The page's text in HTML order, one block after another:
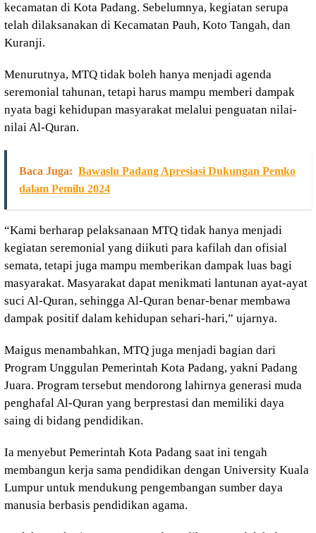
kecamatan di Kota Padang. Sebelumnya, kegiatan serupa
telah dilaksanakan di Kecamatan Pauh, Koto Tangah, dan
Kuranji.
Menurutnya, MTQ tidak boleh hanya menjadi agenda
seremonial tahunan, tetapi harus mampu memberi dampak
nyata bagi kehidupan masyarakat melalui penguatan nilai-
nilai Al-Quran.
Baca Juga: Bawaslu Padang Apresiasi Dukungan Pemko
dalam Pemilu 2024
“Kami berharap pelaksanaan MTQ tidak hanya menjadi
kegiatan seremonial yang diikuti para kafilah dan ofisial
semata, tetapi juga mampu memberikan dampak luas bagi
masyarakat. Masyarakat dapat menikmati lantunan ayat-ayat
suci Al-Quran, sehingga Al-Quran benar-benar membawa
dampak positif dalam kehidupan sehari-hari,” ujarnya.
Maigus menambahkan, MTQ juga menjadi bagian dari
Program Unggulan Pemerintah Kota Padang, yakni Padang
Juara. Program tersebut mendorong lahirnya generasi muda
penghafal Al-Quran yang berprestasi dan memiliki daya
saing di bidang pendidikan.
Ia menyebut Pemerintah Kota Padang saat ini tengah
membangun kerja sama pendidikan dengan University Kuala
Lumpur untuk mendukung pengembangan sumber daya
manusia berbasis pendidikan agama.